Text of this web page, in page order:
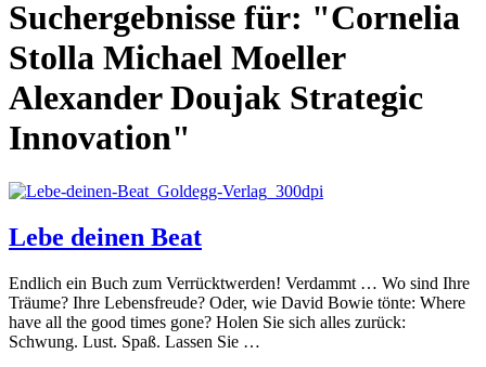
Suchergebnisse für: "Cornelia
Stolla Michael Moeller
Alexander Doujak Strategic
Innovation"
Lebe deinen Beat
Endlich ein Buch zum Verrücktwerden! Verdammt … Wo sind Ihre
Träume? Ihre Lebensfreude? Oder, wie David Bowie tönte: Where
have all the good times gone? Holen Sie sich alles zurück:
Schwung. Lust. Spaß. Lassen Sie …